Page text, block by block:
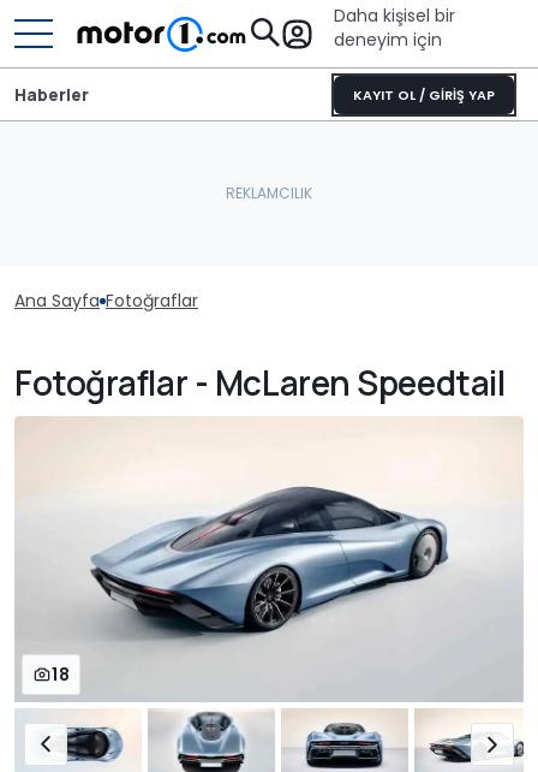
Daha kişisel bir
deneyim için
KAYIT OL / GİRİŞ YAP
Haberler
Ana Sayfa Fotoğraflar
Fotoğraflar - McLaren Speedtail
18